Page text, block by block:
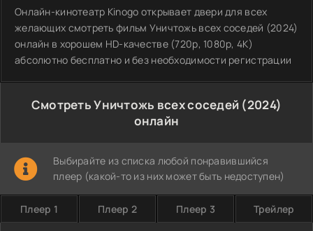
Онлайн-кинотеатр Kinogo открывает двери для всех
желающих смотреть фильм Уничтожь всех соседей (2024)
онлайн в хорошем HD-качестве (720p, 1080p, 4K)
абсолютно бесплатно и без необходимости регистрации
Смотреть Уничтожь всех соседей (2024)
онлайн
Выбирайте из списка любой понравившийся
плеер (какой-то из них может быть недоступен)
Плеер 1 Плеер 2 Плеер 3 Трейлер